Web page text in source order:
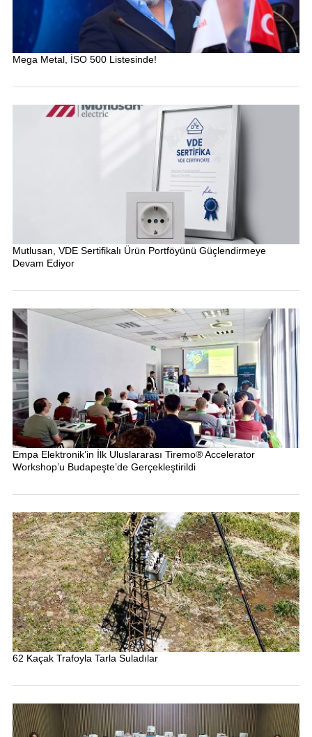
Mega Metal, İSO 500 Listesinde!
Mutlusan, VDE Sertifikalı Ürün Portföyünü Güçlendirmeye
Devam Ediyor
Empa Elektronik’in İlk Uluslararası Tiremo® Accelerator
Workshop’u Budapeşte’de Gerçekleştirildi
62 Kaçak Trafoyla Tarla Suladılar